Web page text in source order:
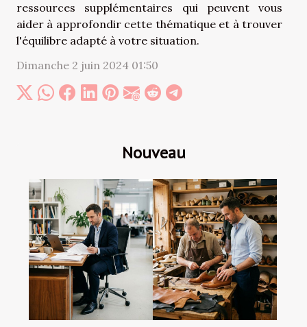
ressources supplémentaires qui peuvent vous
aider à approfondir cette thématique et à trouver
l'équilibre adapté à votre situation.
Dimanche 2 juin 2024 01:50
Nouveau